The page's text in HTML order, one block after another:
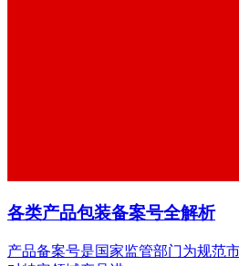
各类产品包装备案号全解析
产品备案号是国家监管部门为规范